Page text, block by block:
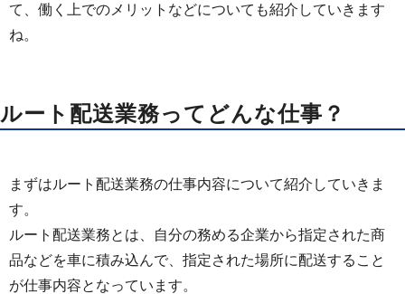
て、働く上でのメリットなどについても紹介していきます
ね。
ルート配送業務ってどんな仕事？
まずはルート配送業務の仕事内容について紹介していきま
す。
ルート配送業務とは、自分の務める企業から指定された商
品などを車に積み込んで、指定された場所に配送すること
が仕事内容となっています。